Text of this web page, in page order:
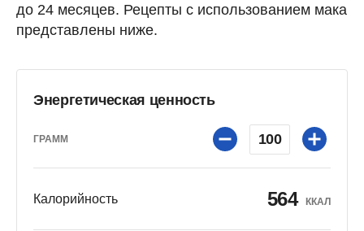
до 24 месяцев. Рецепты с использованием мака
представлены ниже.
Энергетическая ценность
ГРАММ 100
564 ККАЛ
Калорийность